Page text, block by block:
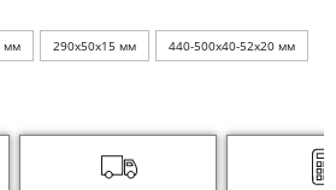
мм 290x50x15 мм 440-500x40-52x20 мм